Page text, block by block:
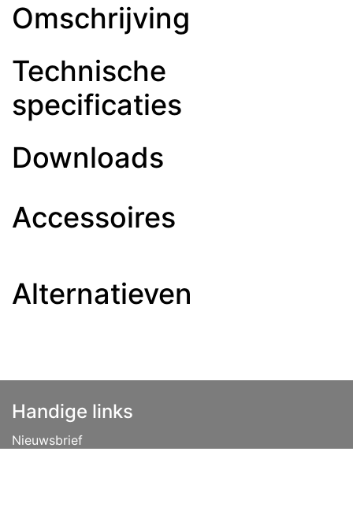
Omschrijving
Technische
specificaties
Downloads
Accessoires
Alternatieven
Handige links
Nieuwsbrief